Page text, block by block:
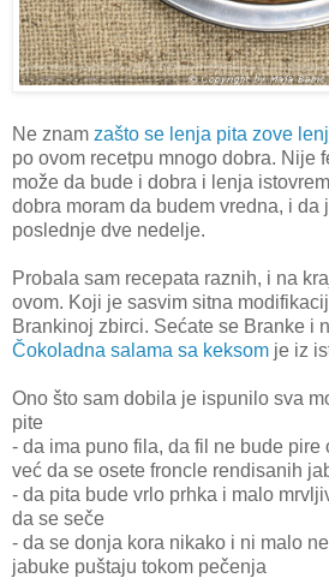
Ne znam zašto se lenja pita zove
po ovom recetpu mnogo dobra. Nije
može da bude i dobra i lenja
dobra moram da budem vredna, i da
poslednje dve nedelje.
Probala sam recepata raznih, i na
ovom. Koji je sasvim sitna
Brankinoj zbirci. Sećate se Branke i
Čokoladna salama sa keksom je iz
Ono što sam dobila je ispunilo sva
pite
- da ima puno fila, da fil ne bude pire
već da se osete froncle rendisanih
- da pita bude vrlo prhka i malo
da se seče
- da se donja kora nikako i ni malo
jabuke puštaju tokom pečenja